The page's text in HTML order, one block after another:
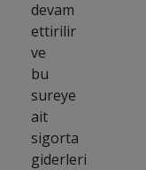
devam
ettirilir
ve
bu
sureye
ait
sigorta
giderleri